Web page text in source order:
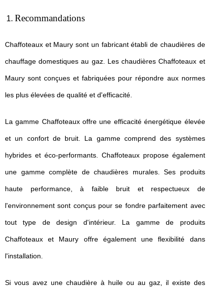
Recommandations
Chaffoteaux et Maury sont un fabricant établi de chaudières de
chauffage domestiques au gaz. Les chaudières Chaffoteaux et
Maury sont conçues et fabriquées pour répondre aux normes
les plus élevées de qualité et d'efficacité.
La gamme Chaffoteaux offre une efficacité énergétique élevée
et un confort de bruit. La gamme comprend des systèmes
hybrides et éco-performants. Chaffoteaux propose également
une gamme complète de chaudières murales. Ses produits
haute performance, à faible bruit et respectueux de
l'environnement sont conçus pour se fondre parfaitement avec
tout type de design d'intérieur. La gamme de produits
Chaffoteaux et Maury offre également une flexibilité dans
l'installation.
Si vous avez une chaudière à huile ou au gaz, il existe des